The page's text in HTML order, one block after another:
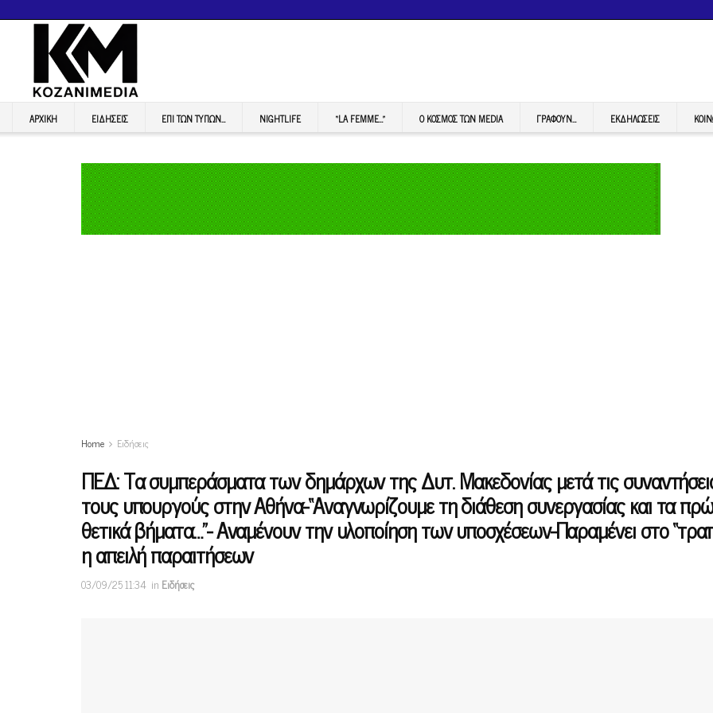
ΑΡΧΙΚΉ ΕΙΔΉΣΕΙΣ ΕΠI ΤΩΝ ΤΥΠΩΝ… NIGHTLIFE “LA FEMME…” Ο ΚΟΣΜΟΣ ΤΩΝ MEDIA ΓΡΆΦΟΥΝ… ΕΚΔΗΛΏΣΕΙΣ
Home Ειδήσεις
ΠΕΔ: Τα συμπεράσματα των δημάρχων της Δυτ. Μακεδονίας μετά τις
τους υπουργούς στην Αθήνα-“Αναγνωρίζουμε τη διάθεση συνεργασίας και τα
θετικά βήματα…”- Αναμένουν την υλοποίηση των υποσχέσεων-Παραμένει στο
η απειλή παραιτήσεων
03/09/25 11:34 in Ειδήσεις